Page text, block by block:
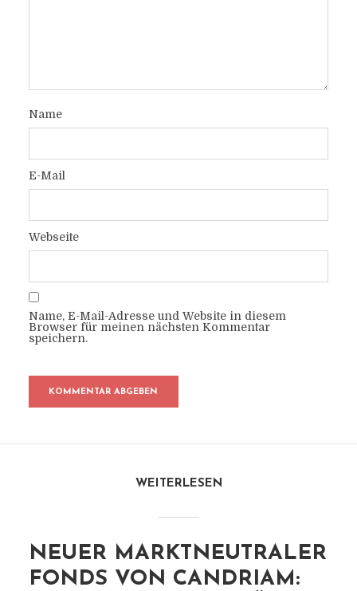
Name
E-Mail
Webseite
Name, E-Mail-Adresse und Website in diesem
Browser für meinen nächsten Kommentar
speichern.
WEITERLESEN
NEUER MARKTNEUTRALER
FONDS VON CANDRIAM: